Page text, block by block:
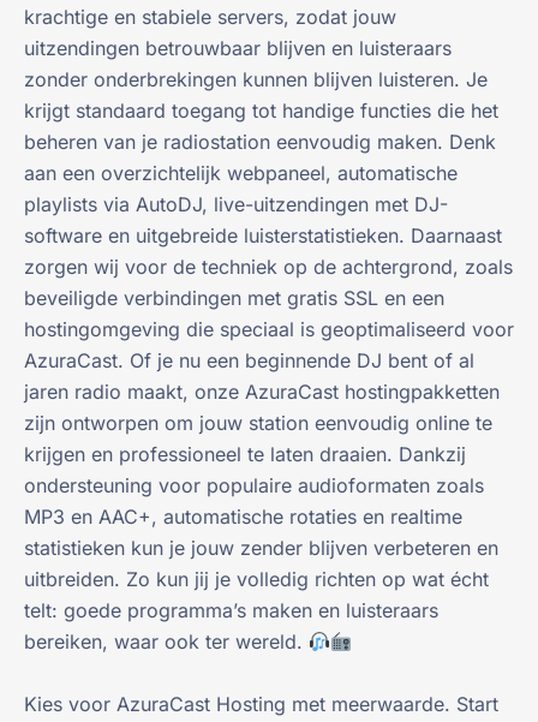
krachtige en stabiele servers, zodat jouw
uitzendingen betrouwbaar blijven en luisteraars
zonder onderbrekingen kunnen blijven luisteren. Je
krijgt standaard toegang tot handige functies die het
beheren van je radiostation eenvoudig maken. Denk
aan een overzichtelijk webpaneel, automatische
playlists via AutoDJ, live-uitzendingen met DJ-
software en uitgebreide luisterstatistieken. Daarnaast
zorgen wij voor de techniek op de achtergrond, zoals
beveiligde verbindingen met gratis SSL en een
hostingomgeving die speciaal is geoptimaliseerd voor
AzuraCast. Of je nu een beginnende DJ bent of al
jaren radio maakt, onze AzuraCast hostingpakketten
zijn ontworpen om jouw station eenvoudig online te
krijgen en professioneel te laten draaien. Dankzij
ondersteuning voor populaire audioformaten zoals
MP3 en AAC+, automatische rotaties en realtime
statistieken kun je jouw zender blijven verbeteren en
uitbreiden. Zo kun jij je volledig richten op wat écht
telt: goede programma’s maken en luisteraars
bereiken, waar ook ter wereld.
Kies voor AzuraCast Hosting met meerwaarde. Start